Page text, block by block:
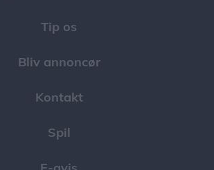
Tip os
Bliv annoncør
Kontakt
Spil